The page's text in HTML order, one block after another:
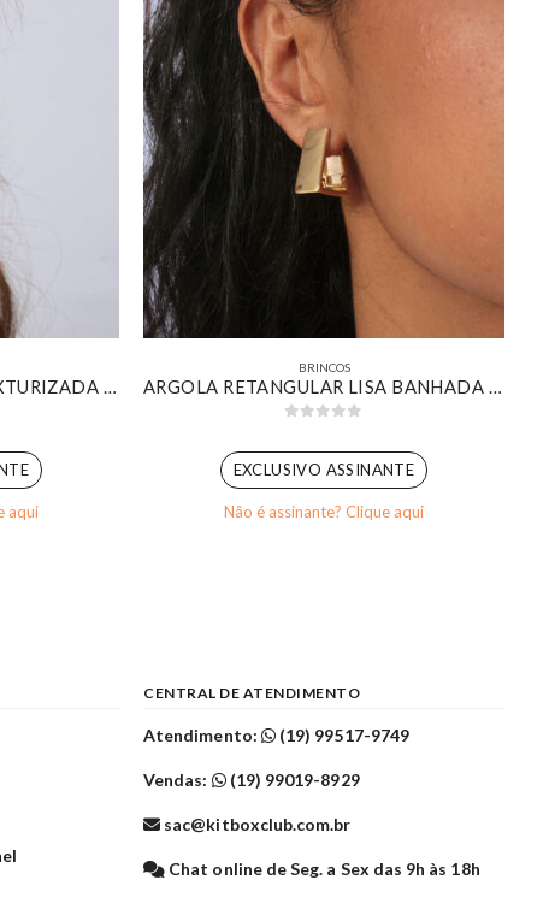
MEIA ARGOLA VAZADA TEXTURIZADA BANHADA EM OURO 18K
aqui
BRINCOS
ARGOLA RETANGULAR LISA BANHADA EM OURO 18K
EXCLUSIVO ASSINANTE
Não é assinante? Clique aqui
CENTRAL DE ATENDIMENTO
Atendimento: (19) 99517-9749
Vendas: (19) 99019-8929
sac@kitboxclub.com.br
Chat online de Seg. a Sex das 9h às 18h